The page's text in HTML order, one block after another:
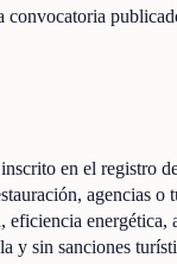
convocatoria
en el registro
agencias
eficiencia
y sin sanciones